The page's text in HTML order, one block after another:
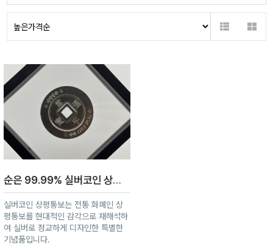
순은 99.99% 실버코인 상평통보 실버로 정교하게 디자인한 특별한 기념품 기념주화 기념메달
실버코인 상평통보는 전통 화폐인 상
평통보를 현대적인 감각으로 재해석하
여 실버로 정교하게 디자인한 특별한
기념품입니다.